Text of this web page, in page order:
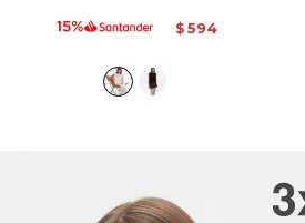
$ 594